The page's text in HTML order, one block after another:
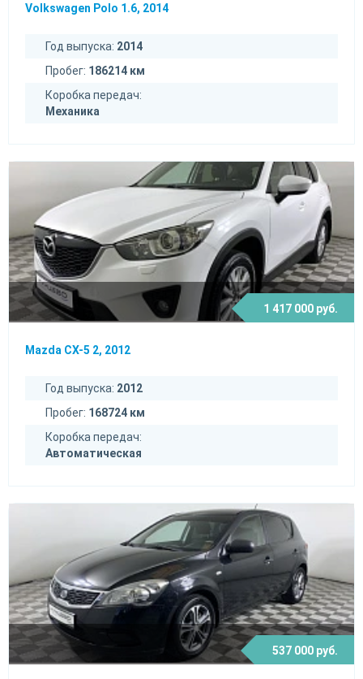
Volkswagen Polo 1.6, 2014
Год выпуска: 2014
Пробег: 186214 км
Коробка передач:
Механика
1 417 000 руб.
Mazda CX-5 2, 2012
Год выпуска: 2012
Пробег: 168724 км
Коробка передач:
Автоматическая
537 000 руб.